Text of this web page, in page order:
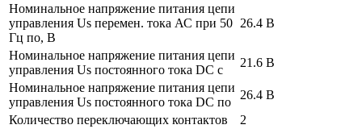
Номинальное напряжение питания цепи
управления Us перемен. тока АС при 50
Гц по, В
26.4 В
Номинальное напряжение питания цепи
управления Us постоянного тока DC с
21.6 В
Номинальное напряжение питания цепи
управления Us постоянного тока DC по
26.4 В
Количество переключающих контактов
2